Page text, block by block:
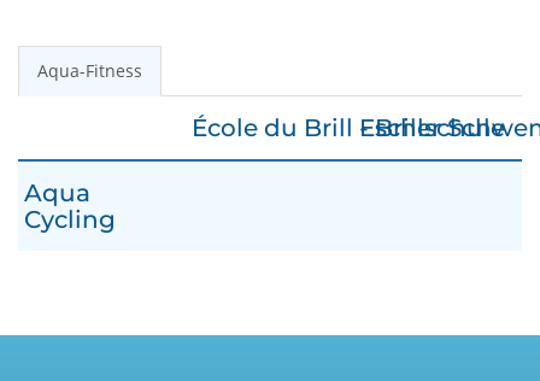
Aqua-Fitness
École du Brill - Brillschule
Escher
Aqua
Cycling